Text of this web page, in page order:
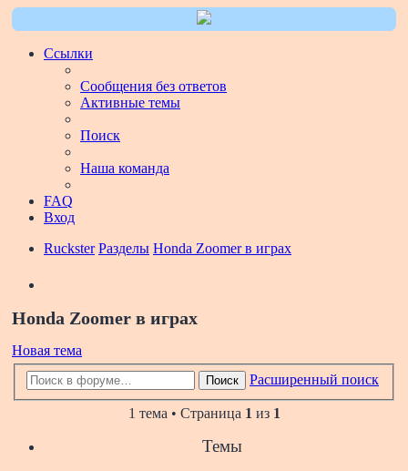
Ссылки
Сообщения без ответов
Активные темы
Поиск
Наша команда
FAQ
Вход
Ruckster Разделы Honda Zoomer в играх
Honda Zoomer в играх
Новая тема
Поиск Расширенный поиск
1 тема • Страница 1 из 1
Темы